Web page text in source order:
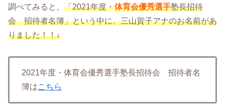
調べてみると、 「2021年度・体育会優秀選手塾長招待
会 招待者名簿」という中に、三山賀子アナのお名前があ
りました！！↓
2021年度・体育会優秀選手塾長招待会 招待者名
簿はこちら